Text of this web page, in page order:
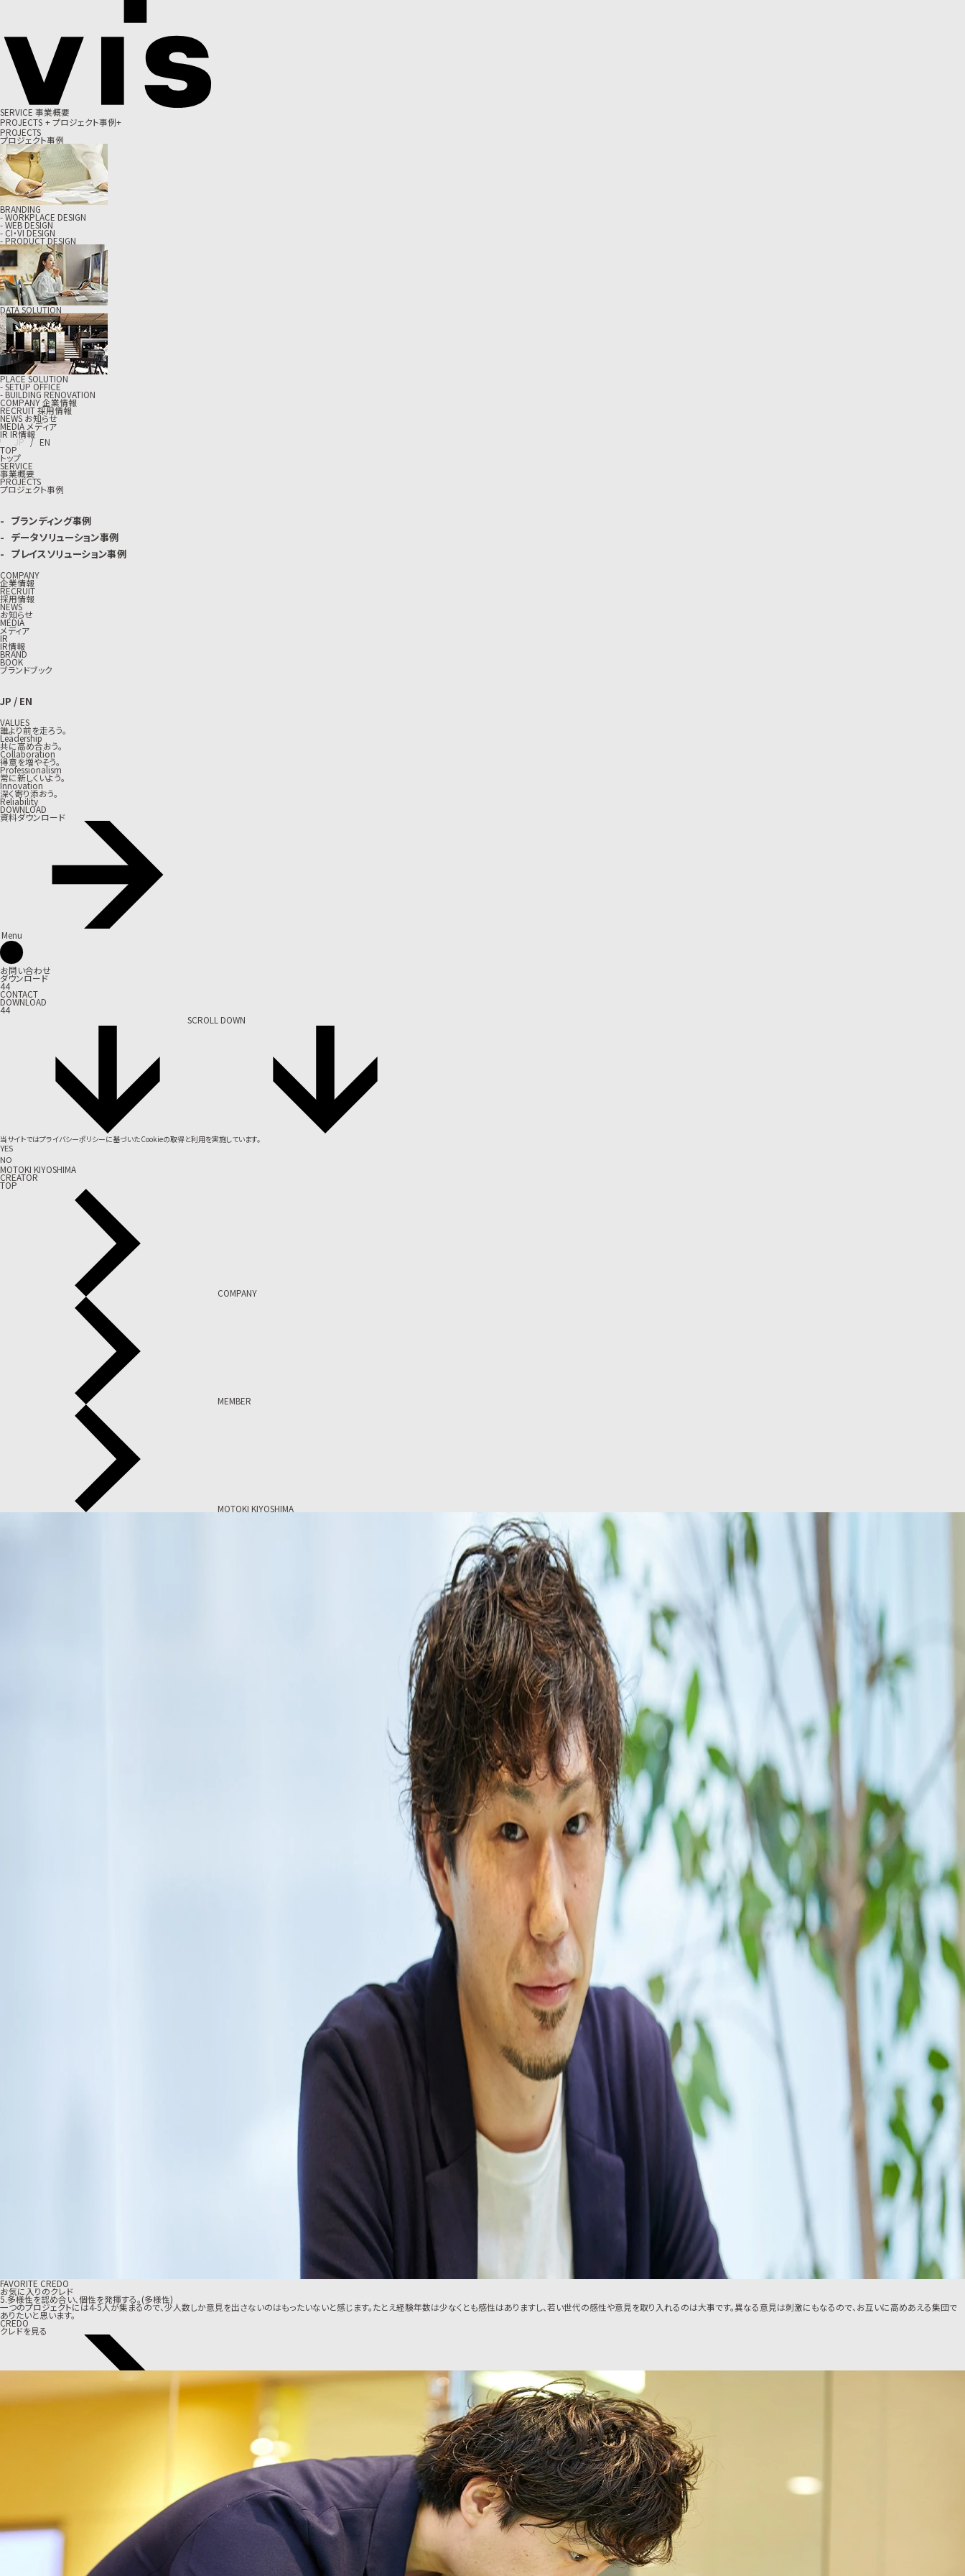
SERVICE 事業概要
PROJECTS +プロジェクト事例+
PROJECTS
プロジェクト事例
BRANDING
- WORKPLACE DESIGN
- WEB DESIGN
- CI・VI DESIGN
- PRODUCT DESIGN
DATA SOLUTION
PLACE SOLUTION
- SETUP OFFICE
- BUILDING RENOVATION
COMPANY企業情報
RECRUIT採用情報
NEWSお知らせ
MEDIAメディア
IRIR情報
JP / EN
TOP
トップ
SERVICE
事業概要
PROJECTS
プロジェクト事例
ブランディング事例
データソリューション事例
プレイスソリューション事例
COMPANY
企業情報
RECRUIT
採用情報
NEWS
お知らせ
MEDIA
メディア
IR
IR情報
BRAND
BOOK
ブランドブック
JP / EN
VALUES
誰より前を走ろう。
Leadership
共に高め合おう。
Collaboration
得意を増やそう。
Professionalism
常に新しくいよう。
Innovation
深く寄り添おう。
Reliability
DOWNLOAD
資料ダウンロード
Menu
お問い合わせ
ダウンロード
44
CONTACT
DOWNLOAD
44
SCROLL DOWN
当サイトではプライバシーポリシーに基づいたCookieの取得と利用を実施しています。
YES
NO
MOTOKI KIYOSHIMA
CREATOR
TOP
COMPANY
MEMBER
MOTOKI KIYOSHIMA
FAVORITE CREDO
お気に入りのクレド
5.多様性を認め合い、個性を発揮する。(多様性)
一つのプロジェクトには4-5人が集まるので、少人数しか意見を出さないのはもったいないと感じます。たとえ経験年数は少なくとも感性はありますし、若い世代の感性や意見を取り入れるのは大事です。異なる意見は刺激にもなるので、お互いに高めあえる集団で
ありたいと思います。
CREDO
クレドを見る